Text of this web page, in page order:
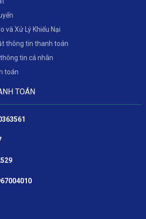
và Xử Lý Khiếu Nại
thông tin thanh toán
tin cá nhân
toán
TOÁN